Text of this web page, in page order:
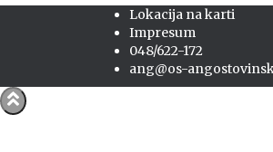
Lokacija na karti
Impresum
048/622-172
ang@os-